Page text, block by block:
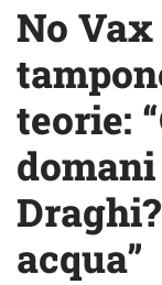
No
teorie:
acqua”